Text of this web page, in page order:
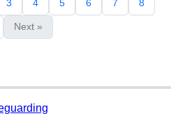
3 4 5 6 7 8
Next »